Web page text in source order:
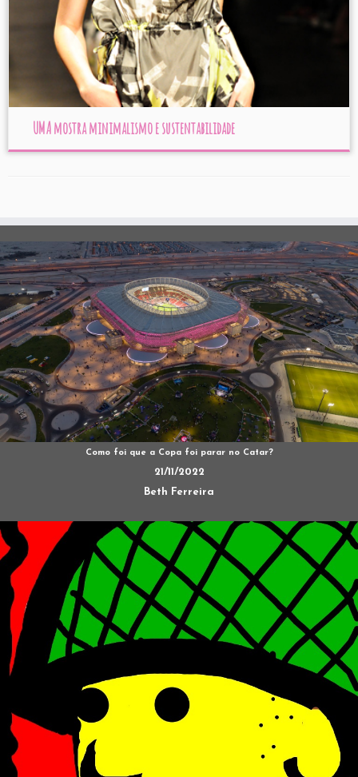
UMA mostra minimalismo e sustentabilidade
Como foi que a Copa foi parar no Catar?
21/11/2022
Beth Ferreira